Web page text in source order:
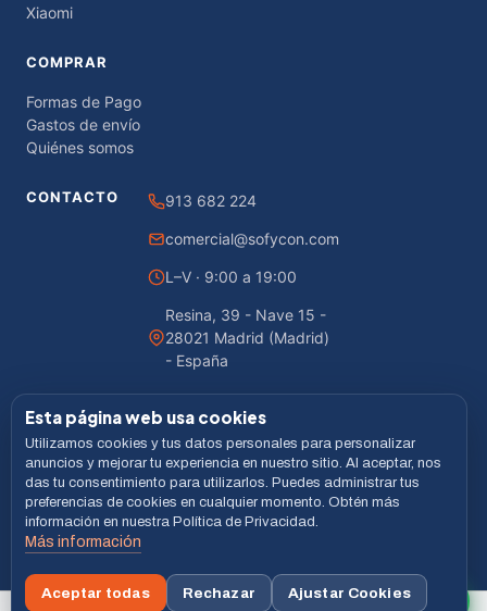
Xiaomi
COMPRAR
Formas de Pago
Gastos de envío
Quiénes somos
CONTACTO 913 682 224
comercial@sofycon.com
L–V · 9:00 a 19:00
Resina, 39 - Nave 15 -
28021 Madrid (Madrid)
- España
© 2026 Sofycon · Todos los derechos reservados
Desarrollado porLiveCommerce
Aviso legal
MASTERCARD BIZUM
Esta página web usa cookies
Utilizamos cookies y tus datos personales para personalizar
anuncios y mejorar tu experiencia en nuestro sitio. Al aceptar, nos
das tu consentimiento para utilizarlos. Puedes administrar tus
preferencias de cookies en cualquier momento. Obtén más
información en nuestra Política de Privacidad.
Más información
Aceptar todas Rechazar Ajustar Cookies